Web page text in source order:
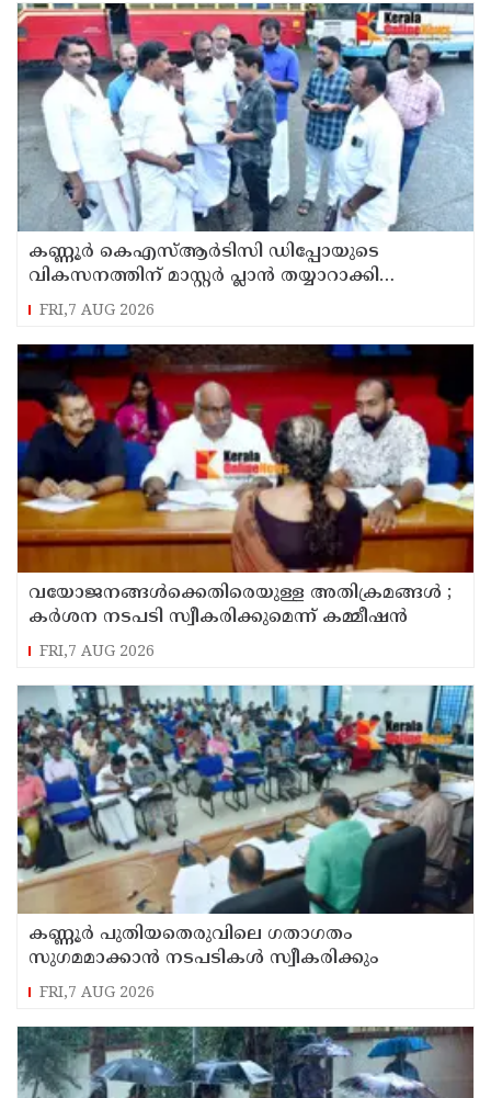
കണ്ണൂർ കെഎസ്ആർടിസി ഡിപ്പോയുടെ
വികസനത്തിന് മാസ്റ്റർ പ്ലാൻ തയ്യാറാക്കി
സമർപ്പിക്കും : ടി ഒ മോഹനൻ എം എൽ എ
FRI,7 AUG 2026
വയോജനങ്ങൾക്കെതിരെയുള്ള അതിക്രമങ്ങൾ ;
കർശന നടപടി സ്വീകരിക്കുമെന്ന് കമ്മീഷൻ
FRI,7 AUG 2026
കണ്ണൂർ പുതിയതെരുവിലെ ഗതാഗതം
സുഗമമാക്കാന്‍ നടപടികള്‍ സ്വീകരിക്കും
FRI,7 AUG 2026